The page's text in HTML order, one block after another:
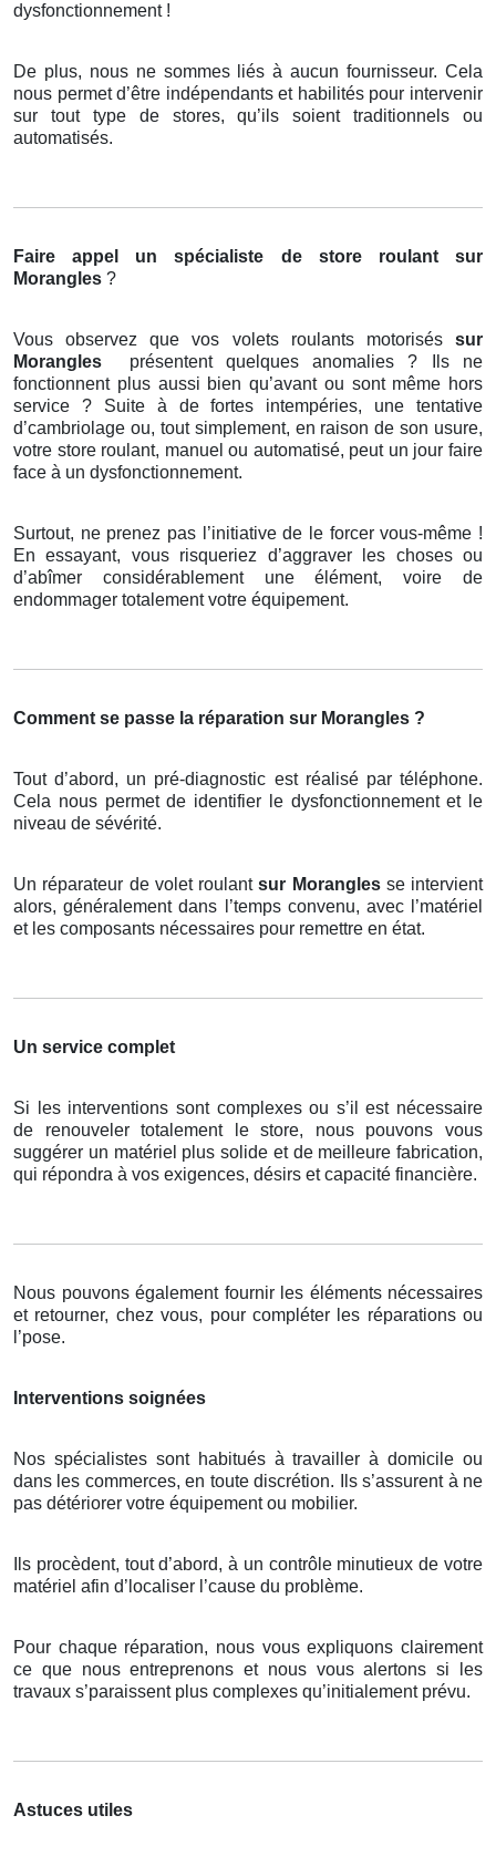
dysfonctionnement !
De plus, nous ne sommes liés à aucun fournisseur. Cela
nous permet d’être indépendants et habilités pour intervenir
sur tout type de stores, qu’ils soient traditionnels ou
automatisés.
Faire appel un spécialiste de store roulant
sur
Morangles ?
Vous observez que vos volets roulants motorisés sur
Morangles
présentent quelques anomalies ? Ils ne
fonctionnent plus aussi bien qu’avant ou sont même hors
service ? Suite à de fortes intempéries, une tentative
d’cambriolage ou, tout simplement, en raison de son usure,
votre store roulant, manuel ou automatisé, peut un jour faire
face à un dysfonctionnement.
Surtout, ne prenez pas l’initiative de le forcer vous-même !
En essayant, vous risqueriez d’aggraver les choses ou
d’abîmer considérablement une élément, voire de
endommager totalement votre équipement.
Comment se passe la réparation sur Morangles ?
Tout d’abord, un pré-diagnostic est réalisé par téléphone.
Cela nous permet de identifier le dysfonctionnement et le
niveau de sévérité.
Un réparateur de volet roulantsur Morangles se intervient
alors, généralement dans l’temps convenu, avec l’matériel
et les composants nécessaires pour remettre en état.
Un service complet
Si les interventions sont complexes ou s’il est nécessaire
de renouveler totalement le store, nous pouvons vous
suggérer un matériel plus solide et de meilleure fabrication,
qui répondra à vos exigences, désirs et capacité financière.
Nous pouvons également fournir les éléments nécessaires
et retourner, chez vous, pour compléter les réparations ou
l’pose.
Interventions soignées
Nos spécialistes sont habitués à travailler à domicile ou
dans les commerces, en toute discrétion. Ils s’assurent à ne
pas détériorer votre équipement ou mobilier.
Ils procèdent, tout d’abord, à un contrôle minutieux de votre
matériel afin d’localiser l’cause du problème.
Pour chaque réparation, nous vous expliquons clairement
ce que nous entreprenons et nous vous alertons si les
travaux s’paraissent plus complexes qu’initialement prévu.
Astuces utiles